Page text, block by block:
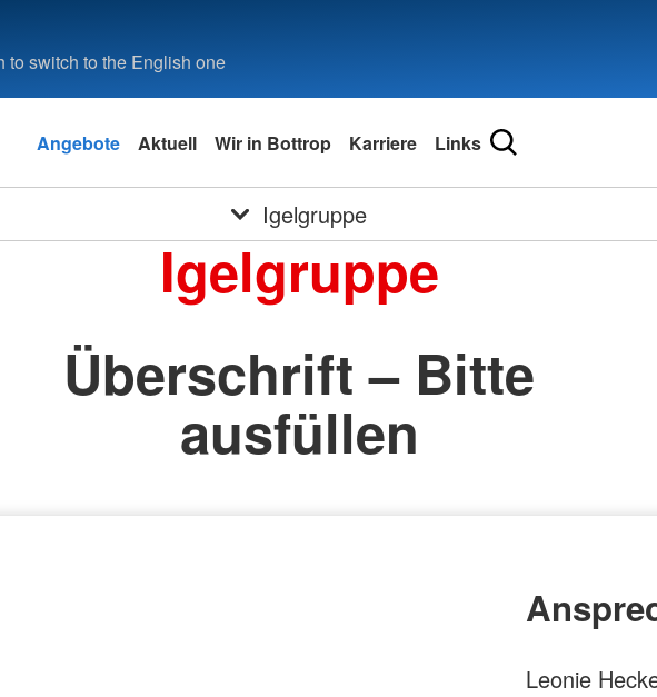
to switch to the English one
Angebote Aktuell Wir in Bottrop Karriere Links
Igelgruppe
Igelgruppe
Überschrift – Bitte
ausfüllen
Leonie